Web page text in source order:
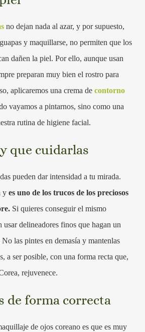
no dejan nada al azar, y por supuesto,
y maquillarse, no permiten que los
dañen la piel. Por ello, aunque usan
preparan muy bien el rostro para
aplicaremos una crema decontorno
vayamos a pintarnos, sino como una
rutina de higiene facial.
que cuidarlas
pueden dar intensidad a tu mirada.
yes uno de los trucos de los preciosos
Si quieres conseguir el mismo
usar delineadores finos que hagan un
las pintes en demasía y mantenlas
a ser posible, con una forma recta que,
rejuvenece.
de forma correcta
de ojos coreano es que es muy